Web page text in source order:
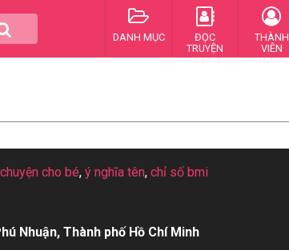
DANH MỤC
ĐỌC
TRUYỆN
THÀNH
VIÊN
cho bé, ý nghĩa tên, chỉ số bmi
Nhuận, Thành phố Hồ Chí Minh